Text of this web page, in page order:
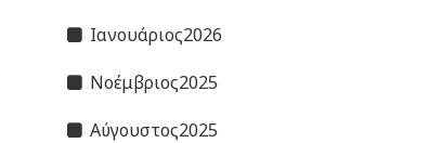
Ιανουάριος2026
Νοέμβριος2025
Αύγουστος2025